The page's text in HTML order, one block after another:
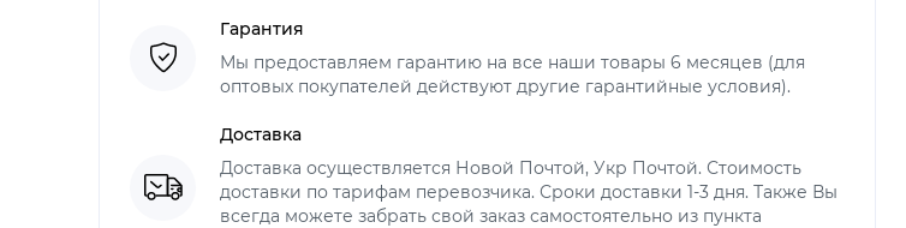
Гарантия
Мы предоставляем гарантию на все наши товары 6 месяцев (для
оптовых покупателей действуют другие гарантийные условия).
Доставка
Доставка осуществляется Новой Почтой, Укр Почтой. Стоимость
доставки по тарифам перевозчика. Сроки доставки 1-3 дня. Также Вы
всегда можете забрать свой заказ самостоятельно из пункта